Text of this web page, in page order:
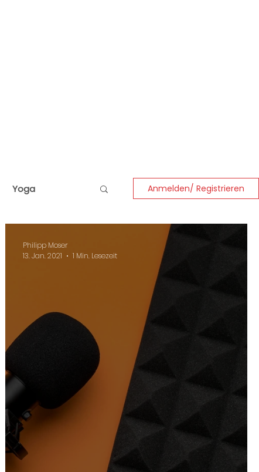
Yoga Anmelden/ Registrieren
Philipp Moser
13. Jan. 2021
1 Min. Lesezeit